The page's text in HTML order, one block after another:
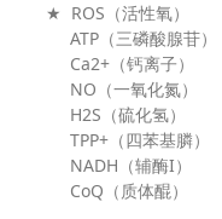
★ ROS（活性氧）
ATP（三磷酸腺苷）
Ca2+（钙离子）
NO（一氧化氮）
H2S（硫化氢）
TPP+（四苯基膦）
NADH（辅酶I）
CoQ（质体醌）